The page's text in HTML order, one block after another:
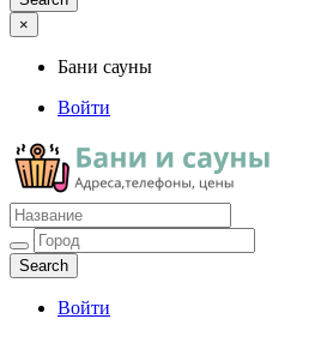
×
Бани сауны
Войти
Бани сауны
Адреса и телефоны
Войти